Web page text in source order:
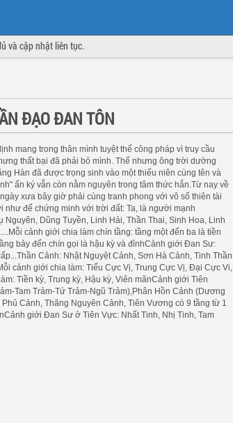
và cập nhật liên tục.
ĐẠO ĐAN TÔN
mang trong thân mình tuyệt thế công pháp vì truy cầu
thất bại đã phải bỏ mình. Thế nhưng ông trời dường
Hàn đã được trọng sinh vào một thiếu niên cùng tên và
ấn ký vẫn còn nằm nguyên trong tâm thức hắn.Từ nay về
xưa bây giờ phải cùng tranh phong với vô số thiên tài
như để chứng minh với trời đất: Ta, là người mạnh
Nguyên, Dũng Tuyền, Linh Hải, Thần Thai, Sinh Hoa, Linh
cảnh giới chia làm chín tầng: tầng một đến ba là tiền
bảy đến chín gọi là hậu kỳ và đỉnhCảnh giới Đan Sư:
Cảnh: Nhật Nguyệt Cảnh, Sơn Hà Cảnh, Tinh Thần
cảnh giới chia làm: Tiểu Cực Vị, Trung Cực Vị, Đại Cực Vi,
Tiền kỳ, Trung kỳ, Hậu kỳ, Viên mãnCảnh giới Tiên
Tam Trảm-Tứ Trảm-Ngũ Trảm),Phân Hồn Cảnh (Dương
Cảnh, Thăng Nguyên Cảnh, Tiên Vương có 9 tầng từ 1
giới Đan Sư ở Tiên Vực: Nhất Tinh, Nhị Tinh, Tam